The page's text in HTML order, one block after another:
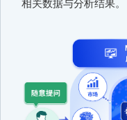
相关数据与分析结果。